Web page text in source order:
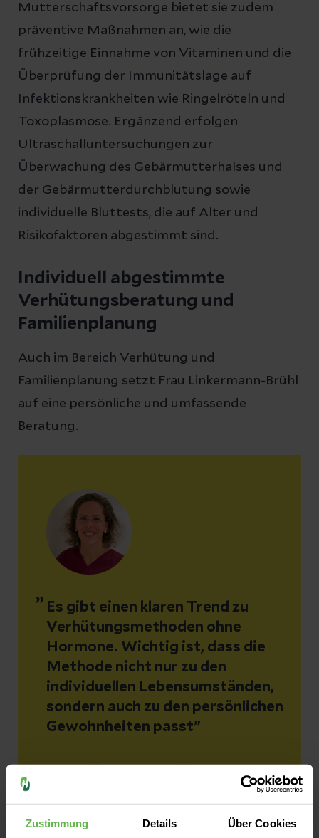
Zustimmung Details Über Cookies
Mutterschaftsvorsorge bietet sie zudem
präventive Maßnahmen an, wie die
frühzeitige Einnahme von Vitaminen und die
Überprüfung der Immunitätslage auf
Infektionskrankheiten wie Ringelröteln und
Toxoplasmose. Ergänzend erfolgen
Ultraschalluntersuchungen zur
Überwachung des Gebärmutterhalses und
der Gebärmutterdurchblutung sowie
individuelle Bluttests, die auf Alter und
Risikofaktoren abgestimmt sind.
Individuell abgestimmte
Verhütungsberatung und
Familienplanung
Auch im Bereich Verhütung und
Familienplanung setzt Frau Linkermann-Brühl
auf eine persönliche und umfassende
Beratung.
Fachärztin für Gynäkologie und Geburtshilfe |
MVZ Elze Zentrum
Es gibt einen klaren Trend zu
Verhütungsmethoden ohne
Hormone. Wichtig ist, dass die
Methode nicht nur zu den
individuellen Lebensumständen,
sondern auch zu den persönlichen
Gewohnheiten passt